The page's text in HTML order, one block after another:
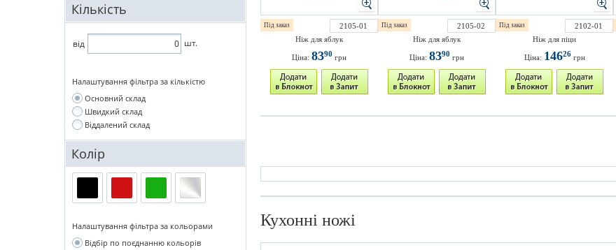
Кількість
від шт.
Налаштування фільтра за кількістю
Основний склад
Швидкий склад
Віддалений склад
Колір
Налаштування фільтра за кольорами
Відбір по поєднанню кольорів
Під заказ
2105-01
Ніж для яблук
Ціна: 8390 грн
Під заказ
2105-02
Ніж для яблук
Ціна: 8390 грн
Під заказ
2102-01
Ніж для піци
Ціна: 14626грн
Кухонні ножі